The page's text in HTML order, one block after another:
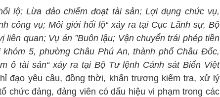
lộ; Lừa đảo chiếm đoạt tài sản; Lợi dụng chức vụ,
công vụ; Môi giới hối lộ“ xảy ra tại Cục Lãnh sự, Bộ
liên quan; Vụ án ”Buôn lậu; Vận chuyển trái phép tiền
5, phường Châu Phú An, thành phố Châu Đốc,
ô tài sản“ xảy ra tại Bộ Tư lệnh Cảnh sát Biển Việt
đạo yêu cầu, đồng thời, khẩn trương kiểm tra, xử lý
chức đảng, đảng viên có dấu hiệu vi phạm trong các